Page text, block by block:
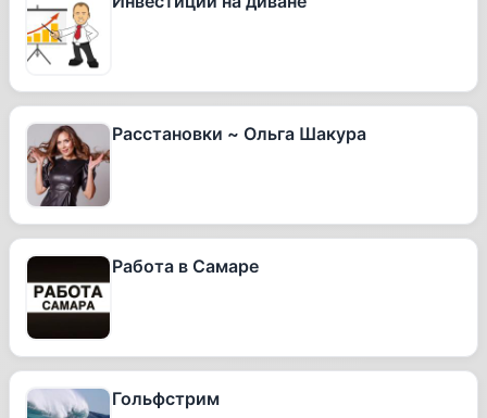
Расстановки ~ Ольга Шакура
Работа в Самаре
Гольфстрим